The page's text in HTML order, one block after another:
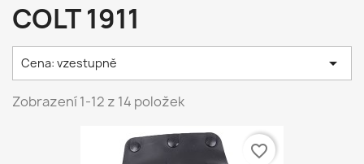
COLT 1911
Cena: vzestupně 
Zobrazení 1-12 z 14 položek
favorite_border